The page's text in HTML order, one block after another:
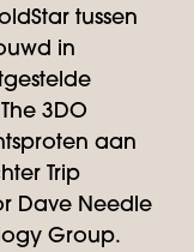
tussen
in
3DO
aan
Trip
Dave Needle
Group.